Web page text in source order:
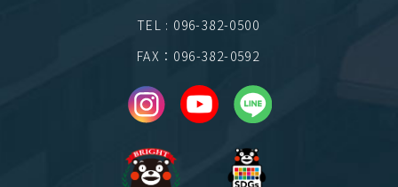
TEL : 096-382-0500
FAX：096-382-0592